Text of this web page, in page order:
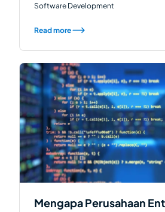
Software Development
Read more
Mengapa Perusahaan